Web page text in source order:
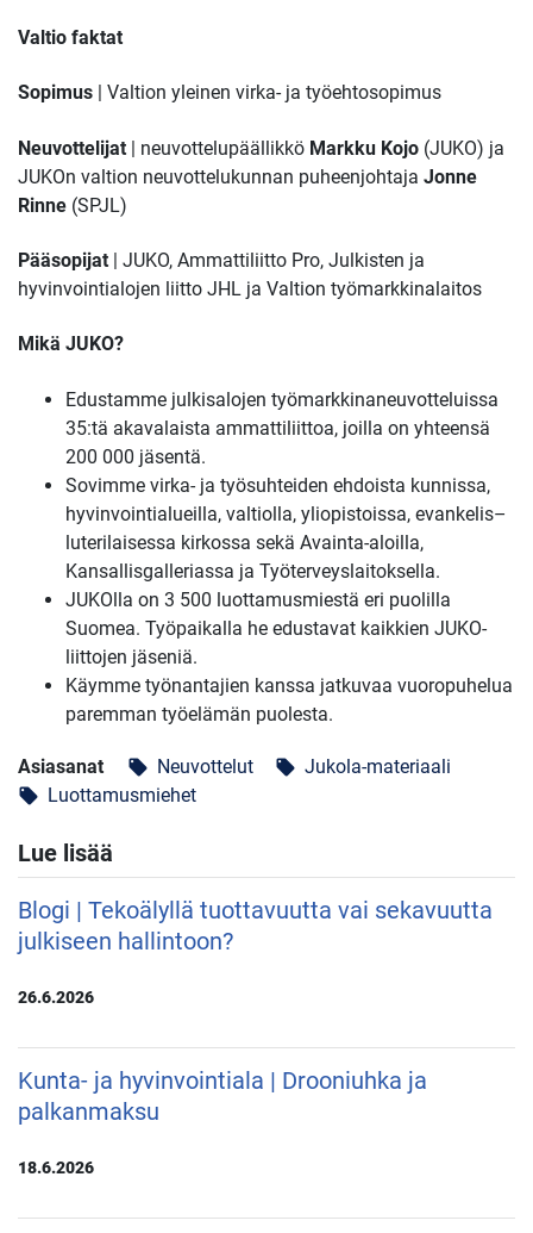
Valtio faktat
Sopimus | Valtion yleinen virka- ja työehtosopimus
Neuvottelijat | neuvottelupäällikkö Markku Kojo (JUKO) ja
JUKOn valtion neuvottelukunnan puheenjohtaja Jonne
Rinne (SPJL)
Pääsopijat | JUKO, Ammattiliitto Pro, Julkisten ja
hyvinvointialojen liitto JHL ja Valtion työmarkkinalaitos
Mikä JUKO?
Edustamme julkisalojen työmarkkinaneuvotteluissa
35:tä akavalaista ammattiliittoa, joilla on yhteensä
200 000 jäsentä.
Sovimme virka- ja työsuhteiden ehdoista kunnissa,
hyvinvointialueilla, valtiolla, yliopistoissa, evankelis–
luterilaisessa kirkossa sekä Avainta-aloilla,
Kansallisgalleriassa ja Työterveyslaitoksella.
JUKOlla on 3 500 luottamusmiestä eri puolilla
Suomea. Työpaikalla he edustavat kaikkien JUKO-
liittojen jäseniä.
Käymme työnantajien kanssa jatkuvaa vuoropuhelua
paremman työelämän puolesta.
Asiasanat local_offer Neuvottelut local_offer Jukola-materiaali
local_offer Luottamusmiehet
Lue lisää
Blogi | Tekoälyllä tuottavuutta vai sekavuutta
julkiseen hallintoon?
26.6.2026
Kunta- ja hyvinvointiala | Drooniuhka ja
palkanmaksu
18.6.2026